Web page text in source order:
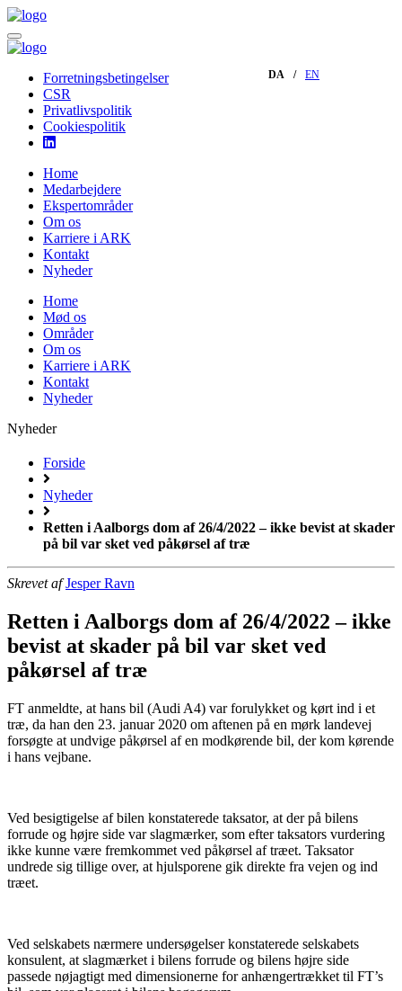
DA EN
Forretningsbetingelser
CSR
Privatlivspolitik
Cookiespolitik
Home
Medarbejdere
Ekspertområder
Om os
Karriere i ARK
Kontakt
Nyheder
Home
Mød os
Områder
Om os
Karriere i ARK
Kontakt
Nyheder
Nyheder
Forside
Nyheder
Retten i Aalborgs dom af 26/4/2022 – ikke bevist at skader
på bil var sket ved påkørsel af træ
Skrevet afJesper Ravn
Retten i Aalborgs dom af 26/4/2022 – ikke
bevist at skader på bil var sket ved
påkørsel af træ
FT anmeldte, at hans bil (Audi A4) var forulykket og kørt ind i et
træ, da han den 23. januar 2020 om aftenen på en mørk landevej
forsøgte at undvige påkørsel af en modkørende bil, der kom kørende
i hans vejbane.
Ved besigtigelse af bilen konstaterede taksator, at der på bilens
forrude og højre side var slagmærker, som efter taksators vurdering
ikke kunne være fremkommet ved påkørsel af træet. Taksator
undrede sig tillige over, at hjulsporene gik direkte fra vejen og ind
træet.
Ved selskabets nærmere undersøgelser konstaterede selskabets
konsulent, at slagmærket i bilens forrude og bilens højre side
passede nøjagtigt med dimensionerne for anhængertrækket til FT’s